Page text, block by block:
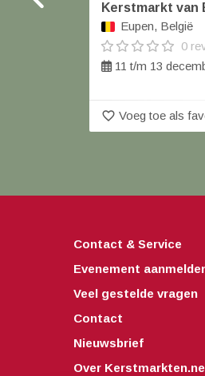
Kerstmarkt van
Eupen, België
0
11 t/m 13
favorite_border Voeg toe als
Contact & Service
Evenement
Veel gestelde vragen
Contact
Nieuwsbrief
Over